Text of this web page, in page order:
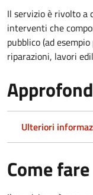
Il servizio è rivolto a
interventi che
pubblico (ad
riparazioni, lavori
Ulteriori
Come fare